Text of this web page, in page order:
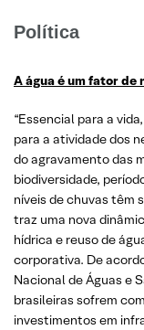
Política
A água é um fator de
“Essencial para a
para a atividade dos
do agravamento das
biodiversidade,
níveis de chuvas têm
traz uma nova
hídrica e reuso de
corporativa. De
Nacional de Águas e
brasileiras sofrem
investimentos em